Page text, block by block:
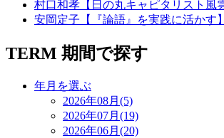
村口和孝【日の丸キャピタリスト風
安岡定子【『論語』を実践に活かす】
TERM 期間で探す
年月を選ぶ
2026年08月(5)
2026年07月(19)
2026年06月(20)